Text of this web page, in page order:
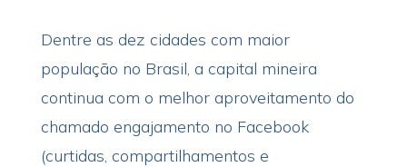
Dentre as dez cidades com maior
população no Brasil, a capital mineira
continua com o melhor aproveitamento do
chamado engajamento no Facebook
(curtidas, compartilhamentos e